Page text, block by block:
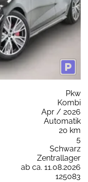
Pkw
Kombi
Apr / 2026
Automatik
20 km
5
Schwarz
Zentrallager
ab ca. 11.08.2026
125083